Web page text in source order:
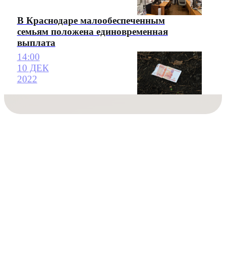
В Краснодаре малообеспеченным
семьям положена единовременная
выплата
14:00
10 ДЕК
2022